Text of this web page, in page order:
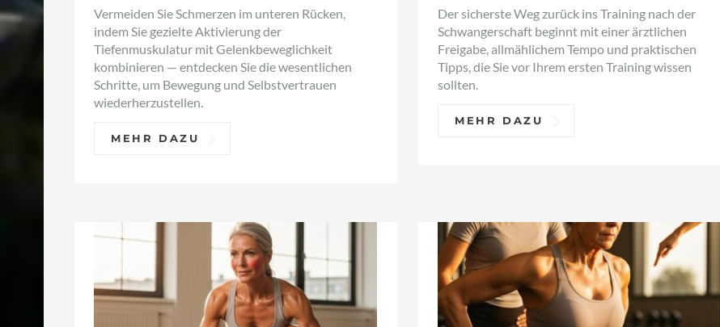
Vermeiden Sie Schmerzen im unteren Rücken,
indem Sie gezielte Aktivierung der
Tiefenmuskulatur mit Gelenkbeweglichkeit
kombinieren — entdecken Sie die wesentlichen
Schritte, um Bewegung und Selbstvertrauen
wiederherzustellen.
MEHR DAZU
Der sicherste Weg zurück ins Training nach der
Schwangerschaft beginnt mit einer ärztlichen
Freigabe, allmählichem Tempo und praktischen
Tipps, die Sie vor Ihrem ersten Training wissen
sollten.
MEHR DAZU